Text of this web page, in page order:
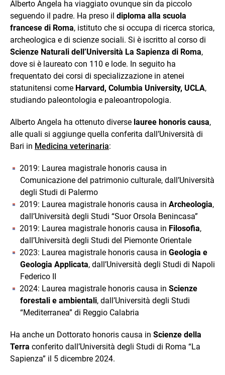
Alberto Angela ha viaggiato ovunque sin da piccolo
seguendo il padre. Ha preso il diploma alla scuola
francese di Roma, istituto che si occupa di ricerca storica,
archeologica e di scienze sociali. Si è iscritto al corso di
Scienze Naturali dell’Università La Sapienza di Roma,
dove si è laureato con 110 e lode. In seguito ha
frequentato dei corsi di specializzazione in atenei
statunitensi come Harvard, Columbia University, UCLA,
studiando paleontologia e paleoantropologia.
Alberto Angela ha ottenuto diverse lauree honoris causa,
alle quali si aggiunge quella conferita dall’Università di
Bari in Medicina veterinaria:
2019: Laurea magistrale honoris causa in
Comunicazione del patrimonio culturale, dall’Università
degli Studi di Palermo
2019: Laurea magistrale honoris causa in Archeologia,
dall’Università degli Studi “Suor Orsola Benincasa”
2019: Laurea magistrale honoris causa in Filosofia,
dall’Università degli Studi del Piemonte Orientale
2023: Laurea magistrale honoris causa in Geologia e
Geologia Applicata, dall’Università degli Studi di Napoli
Federico II
2024: Laurea magistrale honoris causa in Scienze
forestali e ambientali, dall’Università degli Studi
“Mediterranea” di Reggio Calabria
Ha anche un Dottorato honoris causa in Scienze della
Terra conferito dall’Università degli Studi di Roma “La
Sapienza” il 5 dicembre 2024.